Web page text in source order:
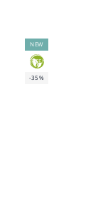
NEW
GREEN
-35%